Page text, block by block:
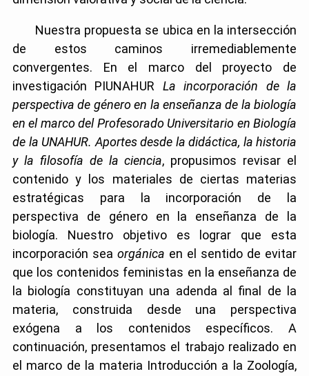
Nuestra propuesta se ubica en la intersección
de estos caminos irremediablemente
convergentes. En el marco del proyecto de
investigación PIUNAHUR La incorporación de la
perspectiva de género en la enseñanza de la biología
en el marco del Profesorado Universitario en Biología
de la UNAHUR. Aportes desde la didáctica, la historia
y la filosofía de la ciencia, propusimos revisar el
contenido y los materiales de ciertas materias
estratégicas para la incorporación de la
perspectiva de género en la enseñanza de la
biología. Nuestro objetivo es lograr que esta
incorporación sea orgánica en el sentido de evitar
que los contenidos feministas en la enseñanza de
la biología constituyan una adenda al final de la
materia, construida desde una perspectiva
exógena a los contenidos específicos. A
continuación, presentamos el trabajo realizado en
el marco de la materia Introducción a la Zoología,